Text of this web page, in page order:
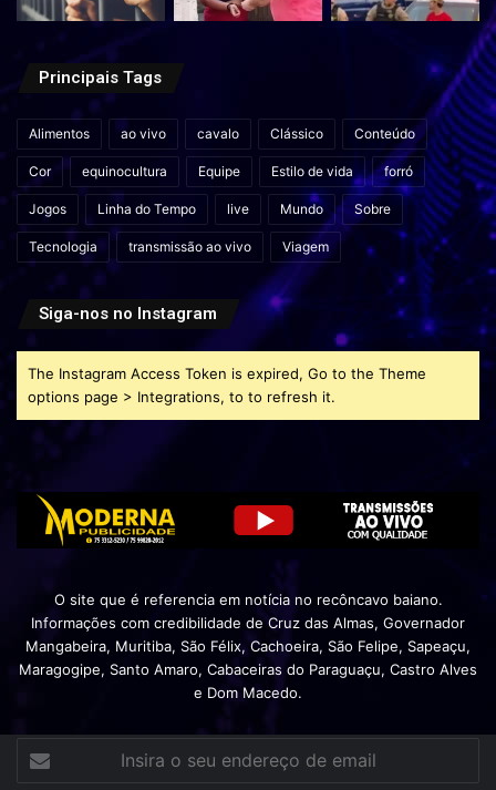
Principais Tags
Alimentos ao vivo cavalo Clássico Conteúdo
Cor equinocultura Equipe Estilo de vida forró
Jogos Linha do Tempo live Mundo Sobre
Tecnologia transmissão ao vivo Viagem
Siga-nos no Instagram
The Instagram Access Token is expired, Go to the Theme
options page > Integrations, to to refresh it.
O site que é referencia em notícia no recôncavo baiano.
Informações com credibilidade de Cruz das Almas, Governador
Mangabeira, Muritiba, São Félix, Cachoeira, São Felipe, Sapeaçu,
Maragogipe, Santo Amaro, Cabaceiras do Paraguaçu, Castro Alves
e Dom Macedo.